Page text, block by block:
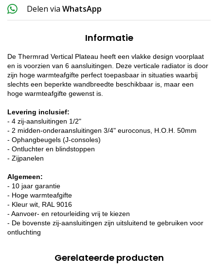
Delen via WhatsApp
Informatie
De Thermrad Vertical Plateau heeft een vlakke design voorplaat
en is voorzien van 6 aansluitingen. Deze verticale radiator is door
zijn hoge warmteafgifte perfect toepasbaar in situaties waarbij
slechts een beperkte wandbreedte beschikbaar is, maar een
hoge warmteafgifte gewenst is.
Levering inclusief:
- 4 zij-aansluitingen 1/2"
- 2 midden-onderaansluitingen 3/4" euroconus, H.O.H. 50mm
- Ophangbeugels (J-consoles)
- Ontluchter en blindstoppen
- Zijpanelen
Algemeen:
- 10 jaar garantie
- Hoge warmteafgifte
- Kleur wit, RAL 9016
- Aanvoer- en retourleiding vrij te kiezen
- De bovenste zij-aansluitingen zijn uitsluitend te gebruiken voor
ontluchting
Gerelateerde producten